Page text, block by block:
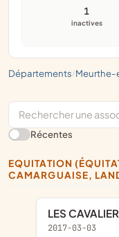
départements/
1
inactives
Récentes
EQUITATION (ÉQUITATION, HIPPISME, COURSE
CAMARGUAISE,
LES
2017-03-03